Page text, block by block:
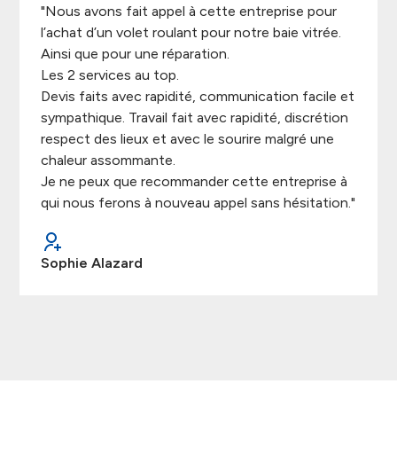
"Nous avons fait appel à cette entreprise pour
l’achat d’un volet roulant pour notre baie vitrée.
Ainsi que pour une réparation.
Les 2 services au top.
Devis faits avec rapidité, communication facile et
sympathique. Travail fait avec rapidité, discrétion
respect des lieux et avec le sourire malgré une
chaleur assommante.
Je ne peux que recommander cette entreprise à
qui nous ferons à nouveau appel sans hésitation."
Sophie Alazard